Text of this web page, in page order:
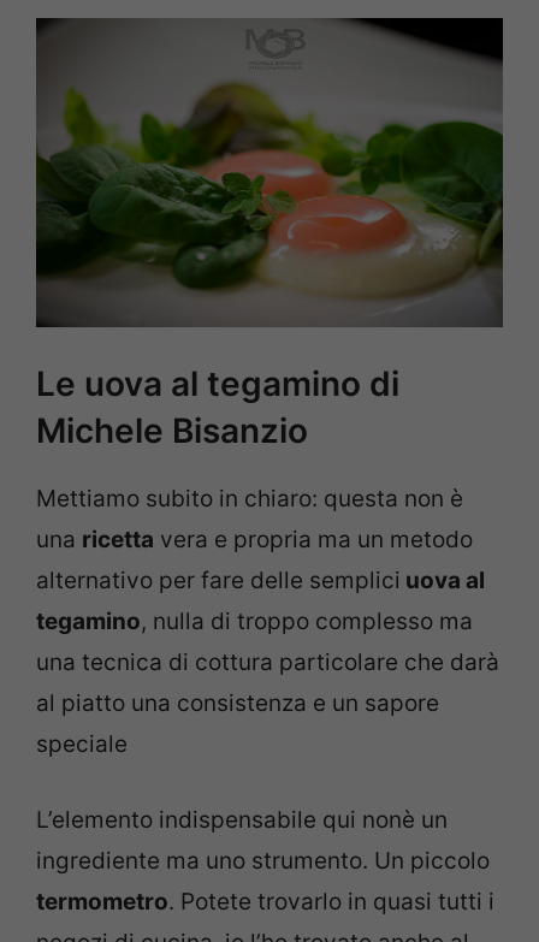
Le uova al tegamino di
Michele Bisanzio
Mettiamo subito in chiaro: questa non è
una ricetta vera e propria ma un metodo
alternativo per fare delle semplici uova al
tegamino, nulla di troppo complesso ma
una tecnica di cottura particolare che darà
al piatto una consistenza e un sapore
speciale
L’elemento indispensabile qui nonè un
ingrediente ma uno strumento. Un piccolo
termometro. Potete trovarlo in quasi tutti i